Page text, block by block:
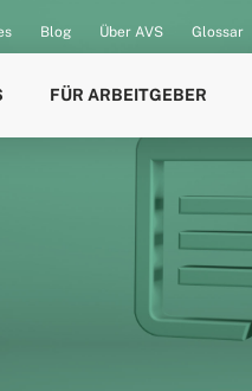
Blog Über AVS Glossar
FÜR ARBEITGEBER